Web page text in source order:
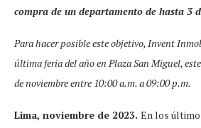
compra de un departamento de hasta 3
Para hacer posible este objetivo, Invent
última feria del año en Plaza San Miguel,
de noviembre entre 10:00 a.m. a 09:00 p.m.
Lima, noviembre de 2023. En los